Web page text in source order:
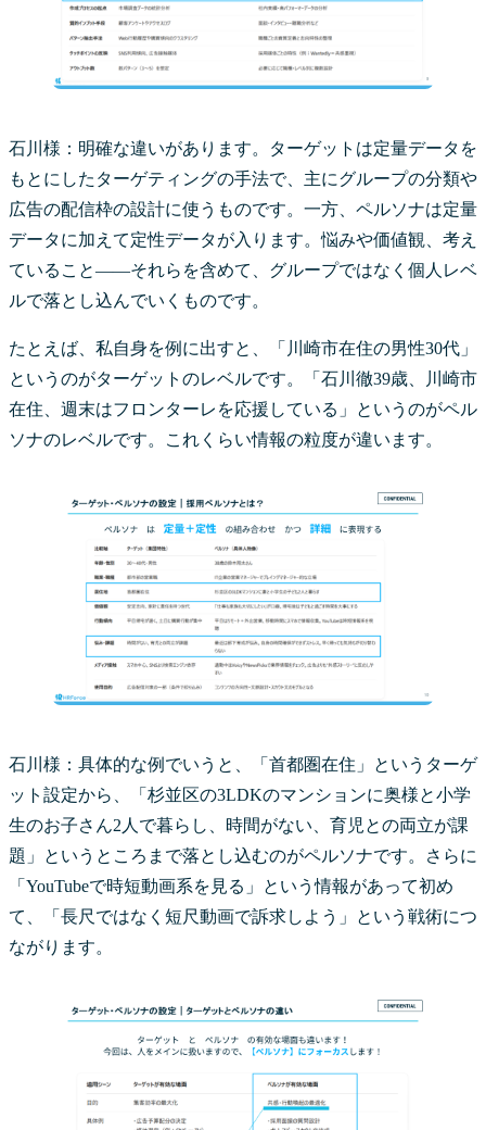
石川様：明確な違いがあります。ターゲットは定量データを
もとにしたターゲティングの手法で、主にグループの分類や
広告の配信枠の設計に使うものです。一方、ペルソナは定量
データに加えて定性データが入ります。悩みや価値観、考え
ていること——それらを含めて、グループではなく個人レベ
ルで落とし込んでいくものです。
たとえば、私自身を例に出すと、「川崎市在住の男性30代」
というのがターゲットのレベルです。「石川徹39歳、川崎市
在住、週末はフロンターレを応援している」というのがペル
ソナのレベルです。これくらい情報の粒度が違います。
石川様：具体的な例でいうと、「首都圏在住」というターゲ
ット設定から、「杉並区の3LDKのマンションに奥様と小学
生のお子さん2人で暮らし、時間がない、育児との両立が課
題」というところまで落とし込むのがペルソナです。さらに
「YouTubeで時短動画系を見る」という情報があって初め
て、「長尺ではなく短尺動画で訴求しよう」という戦術につ
ながります。